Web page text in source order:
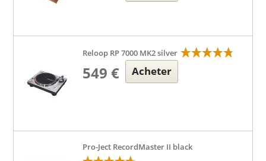
Reloop RP 7000 MK2 silver
549 € Acheter
Pro-Ject RecordMaster II black